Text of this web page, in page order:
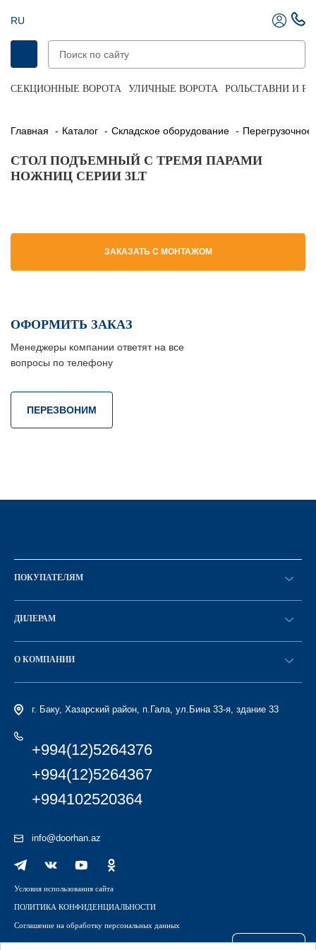
RU
СЕКЦИОННЫЕ ВОРОТА УЛИЧНЫЕ ВОРОТА РОЛЬСТАВНИ И
Главная Каталог Складское оборудование
СТОЛ ПОДЪЕМНЫЙ С ТРЕМЯ ПАРАМИ
НОЖНИЦ СЕРИИ 3LT
ЗАКАЗАТЬ С МОНТАЖОМ
ОФОРМИТЬ ЗАКАЗ
Менеджеры компании ответят на все
вопросы по телефону
ПЕРЕЗВОНИМ
ПОКУПАТЕЛЯМ
Оформить заказ
Каталог
ДИЛЕРАМ
Стать дилером
О КОМПАНИИ
История компании
г. Баку, Хазарский район, п.Гала, ул.Бина 33-я, здание 33
+994(12)5264376
+994(12)5264367
+994102520364
info@doorhan.az
Условия использования сайта
ПОЛИТИКА КОНФИДЕНЦИАЛЬНОСТИ
Соглашение на обработку персональных данных